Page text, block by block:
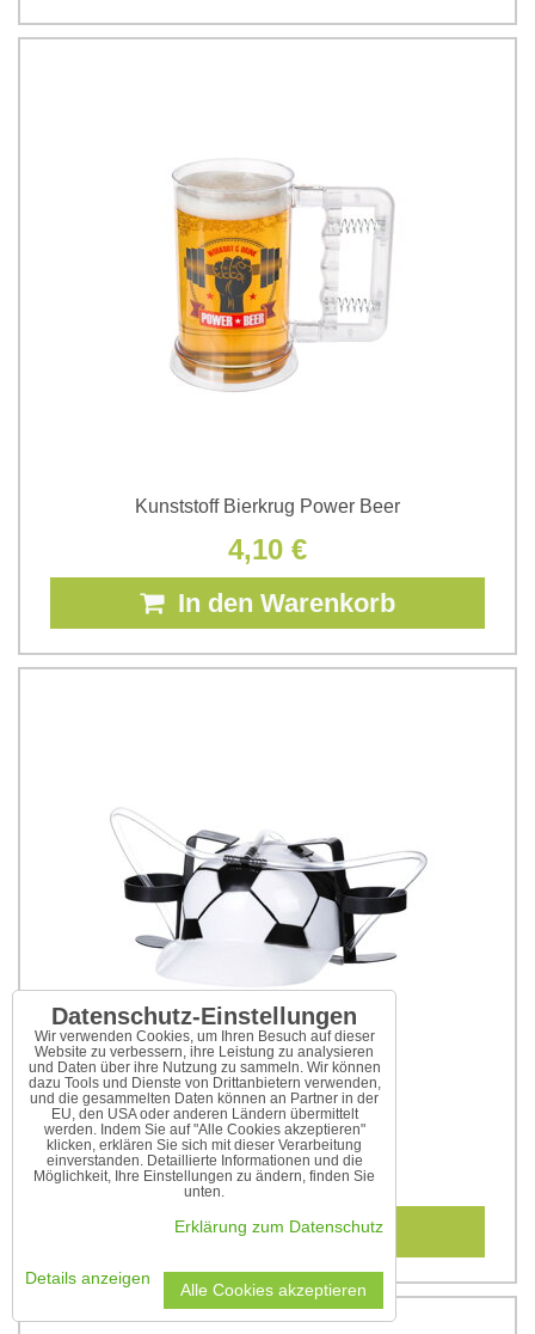
Kunststoff Bierkrug Power Beer
4,10 €
In den Warenkorb
Bierhelm im Fußball-Design
14,45 €
In den Warenkorb
Datenschutz-Einstellungen
Wir verwenden Cookies, um Ihren Besuch auf dieser
Website zu verbessern, ihre Leistung zu analysieren
und Daten über ihre Nutzung zu sammeln. Wir können
dazu Tools und Dienste von Drittanbietern verwenden,
und die gesammelten Daten können an Partner in der
EU, den USA oder anderen Ländern übermittelt
werden. Indem Sie auf "Alle Cookies akzeptieren"
klicken, erklären Sie sich mit dieser Verarbeitung
einverstanden. Detaillierte Informationen und die
Möglichkeit, Ihre Einstellungen zu ändern, finden Sie
unten.
Erklärung zum Datenschutz
Details anzeigen
Alle Cookies akzeptieren